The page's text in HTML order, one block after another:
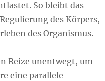
So bleibt das
des Körpers,
des Organismus.
Reize unentwegt, um
eine parallele